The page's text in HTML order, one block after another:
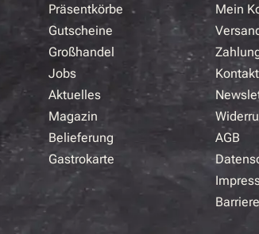
Präsentkörbe
Gutscheine
Großhandel
Jobs
Aktuelles
Magazin
Belieferung
Gastrokarte
Mein
Kontakt
AGB